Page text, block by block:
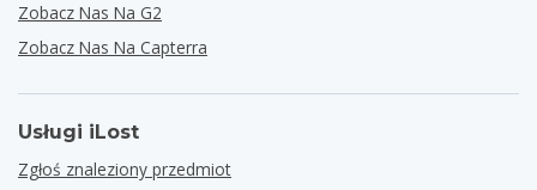
Zobacz Nas Na G2
Zobacz Nas Na Capterra
Usługi iLost
Zgłoś znaleziony przedmiot